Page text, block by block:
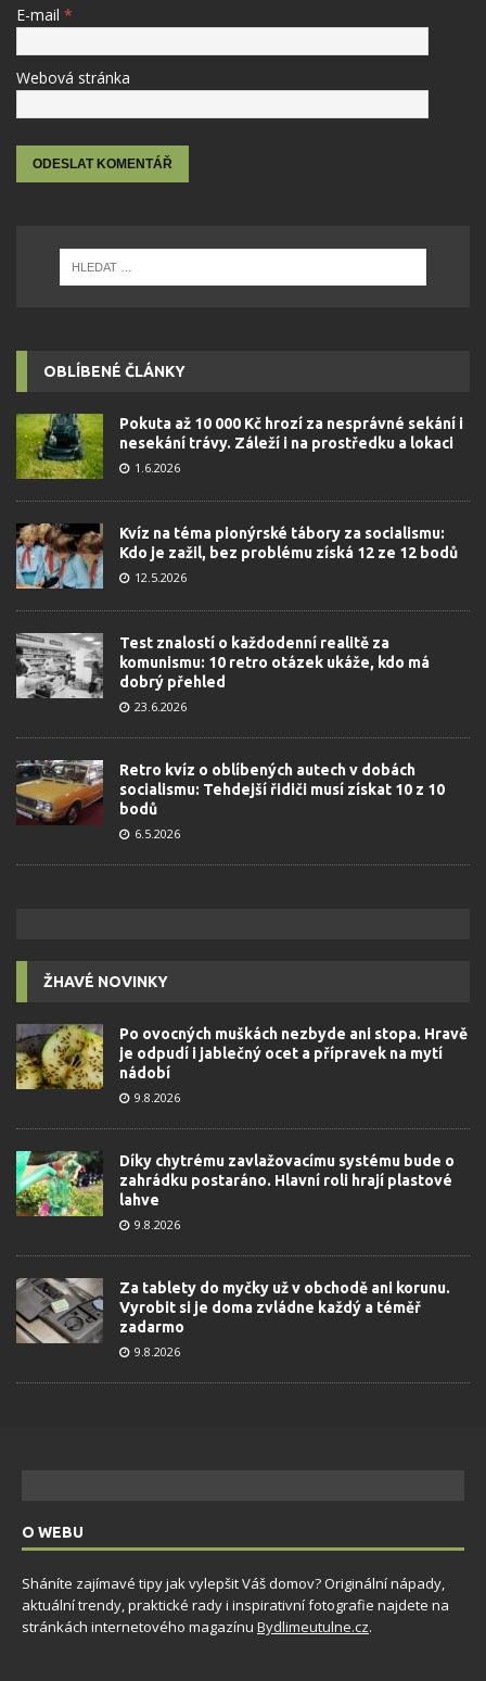
E-mail *
Webová stránka
OBLÍBENÉ ČLÁNKY
Pokuta až 10 000 Kč hrozí za nesprávné sekání i
nesekání trávy. Záleží i na prostředku a lokaci
1.6.2026
Kvíz na téma pionýrské tábory za socialismu:
Kdo je zažil, bez problému získá 12 ze 12 bodů
12.5.2026
Test znalostí o každodenní realitě za
komunismu: 10 retro otázek ukáže, kdo má
dobrý přehled
23.6.2026
Retro kvíz o oblíbených autech v dobách
socialismu: Tehdejší řidiči musí získat 10 z 10
bodů
6.5.2026
ŽHAVÉ NOVINKY
Po ovocných muškách nezbyde ani stopa. Hravě
je odpudí i jablečný ocet a přípravek na mytí
nádobí
9.8.2026
Díky chytrému zavlažovacímu systému bude o
zahrádku postaráno. Hlavní roli hrají plastové
lahve
9.8.2026
Za tablety do myčky už v obchodě ani korunu.
Vyrobit si je doma zvládne každý a téměř
zadarmo
9.8.2026
O WEBU
Sháníte zajímavé tipy jak vylepšit Váš domov? Originální nápady,
aktuální trendy, praktické rady i inspirativní fotografie najdete na
stránkách internetového magazínu Bydlimeutulne.cz.